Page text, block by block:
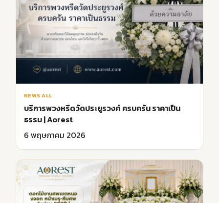
NEWS ALL
บริการพวงหรีดวัดประยูรวงศ์ ครบครัน ราคาเป็น
ธรรม | Aorest
6 พฤษภาคม 2026